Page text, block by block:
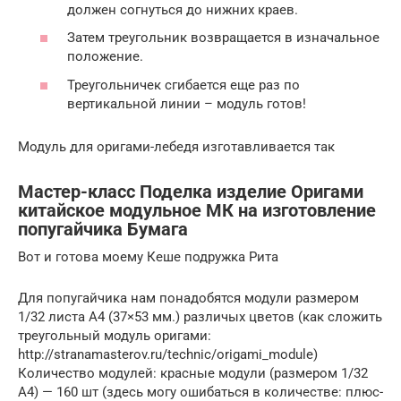
должен согнуться до нижних краев.
Затем треугольник возвращается в изначальное
положение.
Треугольничек сгибается еще раз по
вертикальной линии – модуль готов!
Модуль для оригами-лебедя изготавливается так
Мастер-класс Поделка изделие Оригами
китайское модульное МК на изготовление
попугайчика Бумага
Вот и готова моему Кеше подружка Рита
Для попугайчика нам понадобятся модули размером
1/32 листа А4 (37×53 мм.) различых цветов (как сложить
треугольный модуль оригами:
http://stranamasterov.ru/technic/origami_module)
Количество модулей: красные модули (размером 1/32
А4) — 160 шт (здесь могу ошибаться в количестве: плюс-